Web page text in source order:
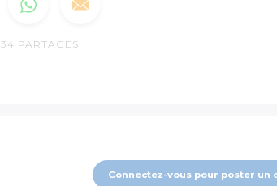
PARTAGES
Connectez-vous pour poster un